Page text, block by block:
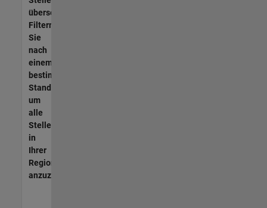
übersetzt.
Filtern
Sie
nach
einem
bestimmten
Standort,
um
alle
Stellenangebote
in
Ihrer
Region
anzuzeigen.